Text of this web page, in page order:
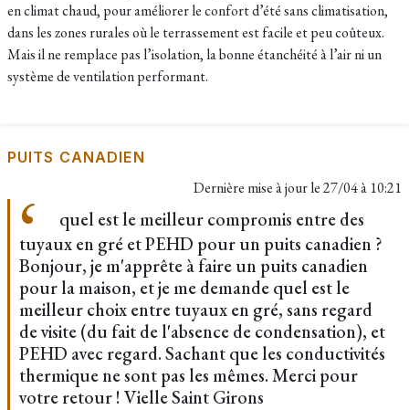
en climat chaud, pour améliorer le confort d’été sans climatisation,
dans les zones rurales où le terrassement est facile et peu coûteux.
Mais il ne remplace pas l’isolation, la bonne étanchéité à l’air ni un
système de ventilation performant.
PUITS CANADIEN
Dernière mise à jour le27/04 à 10:21
quel est le meilleur compromis entre des
tuyaux en gré et PEHD pour un puits canadien ?
Bonjour, je m'apprête à faire un puits canadien
pour la maison, et je me demande quel est le
meilleur choix entre tuyaux en gré, sans regard
de visite (du fait de l'absence de condensation), et
PEHD avec regard. Sachant que les conductivités
thermique ne sont pas les mêmes. Merci pour
votre retour ! Vielle Saint Girons